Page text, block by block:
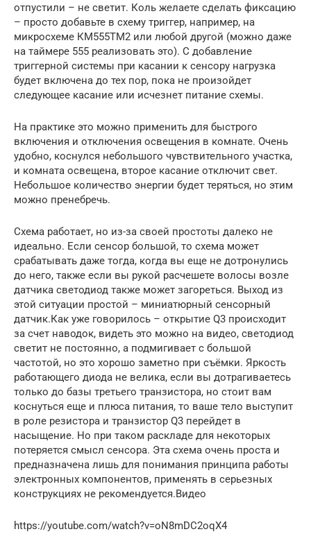
отпустили – не светит. Коль желаете сделать фиксацию
– просто добавьте в схему триггер, например, на
микросхеме КМ555ТМ2 или любой другой (можно даже
на таймере 555 реализовать это). С добавление
триггерной системы при касании к сенсору нагрузка
будет включена до тех пор, пока не произойдет
следующее касание или исчезнет питание схемы.
На практике это можно применить для быстрого
включения и отключения освещения в комнате. Очень
удобно, коснулся небольшого чувствительного участка,
и комната освещена, второе касание отключит свет.
Небольшое количество энергии будет теряться, но этим
можно пренебречь.
Схема работает, но из-за своей простоты далеко не
идеально. Если сенсор большой, то схема может
срабатывать даже тогда, когда вы еще не дотронулись
до него, также если вы рукой расчешете волосы возле
датчика светодиод также может загореться. Выход из
этой ситуации простой – миниатюрный сенсорный
датчик.Как уже говорилось – открытие Q3 происходит
за счет наводок, видеть это можно на видео, светодиод
светит не постоянно, а подмигивает с большой
частотой, но это хорошо заметно при съёмки. Яркость
работающего диода не велика, если вы дотрагиваетесь
только до базы третьего транзистора, но стоит вам
коснуться еще и плюса питания, то ваше тело выступит
в роле резистора и транзистор Q3 перейдет в
насыщение. Но при таком раскладе для некоторых
потеряется смысл сенсора. Эта схема очень проста и
предназначена лишь для понимания принципа работы
электронных компонентов, применять в серьезных
конструкциях не рекомендуется.Видео
https://youtube.com/watch?v=oN8mDC2oqX4